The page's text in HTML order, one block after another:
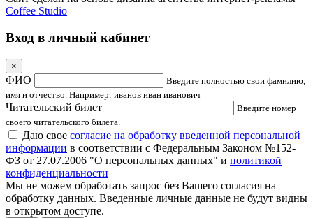
Coffee Studio
Вход в личный кабинет
×
ФИО
Введите полностью свои фамилию,
имя и отчество. Например: иванов иван иванович
Читательский билет
Введите номер
своего читательского билета.
Даю свое согласие на обработку введенной персональной
информации в соответствии с Федеральным Законом №152-
ФЗ от 27.07.2006 "О персональных данных" и политикой
конфиденциальности
Мы не можем обработать запрос без Вашего согласия на
обработку данных. Введенные личные данные не будут видны
в открытом доступе.